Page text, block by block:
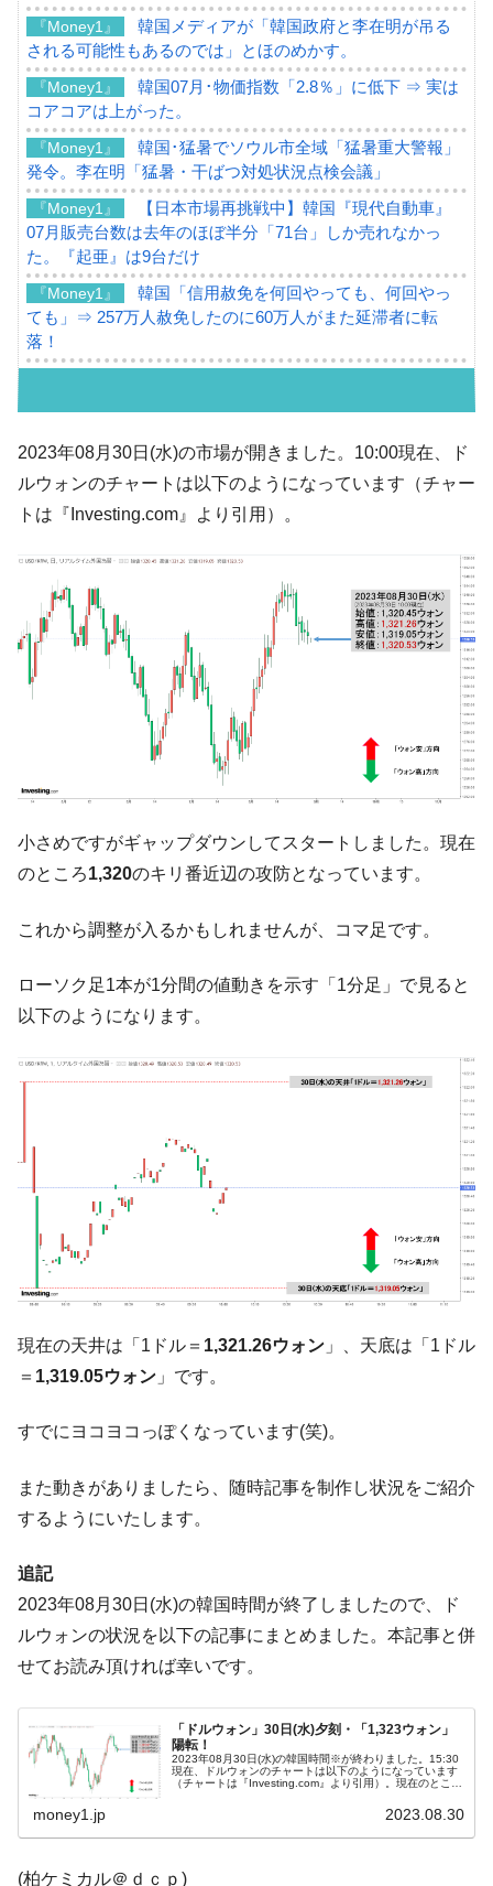
『Money1』
韓国メディアが「韓国政府と李在明が吊る
される可能性もあるのでは」とほのめかす。
『Money1』
韓国07月･物価指数「2.8％」に低下 ⇒ 実は
コアコアは上がった。
『Money1』
韓国･猛暑でソウル市全域「猛暑重大警報」
発令。李在明「猛暑・干ばつ対処状況点検会議」
『Money1』
【日本市場再挑戦中】韓国『現代自動車』
07月販売台数は去年のほぼ半分「71台」しか売れなかっ
た。『起亜』は9台だけ
『Money1』
韓国「信用赦免を何回やっても、何回やっ
ても」⇒ 257万人赦免したのに60万人がまた延滞者に転
落！
韓国「2026年07月の輸出入」絶好調。半導
体だけで410億ドル、輸出全体の41％もある
や、若者に起業させよう」⇒ どんな雇用対策だソレ。
『Money1』
【韓国の外貨準備】2026年07月は4,279億ド
ル。外平債の発行「19.4億ドル」
『Money1』
韓国「ここは北朝鮮なのか。選管がサーバ
ーにウソのデータを入力したのは明白だ」
『Money1』
韓国･李在明さっそく不動産対策で浅薄な発
韓国は「中国と同じく」投資に不適格な国
『Money1』
『韓国銀行』が「金の保有量を増やしま
『Money1』
韓国･外為取引量「1日当たり1,214.4億ド
ル」まで拡大 ⇒ 海外資金の動きに強く左右される状態
『Money1』
韓国･帰ってきた李在明。李在明を支持しな
『Money1』
韓国大統領府ボンクラ政策室長が告発され
た ⇒ 国家が行った恐るべき株価操作であり、空前の国政壟
韓国･警察職員が「丸刈りになって抗議活
国の過剰生産が世界を蝕む。
『Money1』
韓国製造業「半導体絶好調」のウラで他業
種は全般的「不調」⇒ PSIが示す現況は決して良くない。
『Money1』
【米韓激突案件】韓国消費者院が『クーパ
ン』1人当たり賠償10万ウォンを認定 ⇒ 総額3兆7,000億
『Money1』
韓国型イージス搭載の次世代駆逐艦
「KDDX」1番艦、2032年竣工と公示
に韓国がいっちょがみしたのでは。
は韓国で『BYD』車は売れている。6カ月で対前年同期比
1.9倍！
く空港に詰めかけ「出て行け！」「極右勢力」のプラカー
ドを掲げる「在韓反米勢力」
『Money1』
韓国政府「2035年までに18.4GW規模のAIデ
ータセンター整備」⇒ だから無理だってば。
『Money1』
JPモルガン「韓国レバレッジETFの清算は
ほぼ終わった」
『Money1』
韓国『国民年金公団』株価暴落で200兆蒸
発。
『Money1』
韓国政府「ニセＫ-ブランドを通報しようキ
2023年08月30日(水)の市場が開きました。10:00現在、ド
ルウォンのチャートは以下のようになっています（チャー
トは『Investing.com』より引用）。
小さめですがギャップダウンしてスタートしました。現在
のところ1,320のキリ番近辺の攻防となっています。
これから調整が入るかもしれませんが、コマ足です。
ローソク足1本が1分間の値動きを示す「1分足」で見ると
以下のようになります。
現在の天井は「1ドル＝ 1,321.26ウォン 」、天底は「1ドル
＝ 1,319.05ウォン 」です。
すでにヨコヨコっぽくなっています(笑)。
また動きがありましたら、随時記事を制作し状況をご紹介
するようにいたします。
追記
2023年08月30日(水)の韓国時間が終了しましたので、ド
ルウォンの状況を以下の記事にまとめました。本記事と併
せてお読み頂ければ幸いです。
「ドルウォン」30日(水)夕刻・「1,323ウォン」
陽転！
2023年08月30日(水)の韓国時間※が終わりました。15:30
現在、ドルウォンのチャートは以下のようになっています
（チャートは『Investing.com』より引用）。現在のところ
money1.jp 2023.08.30
(柏ケミカル＠ｄｃｐ)